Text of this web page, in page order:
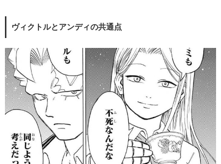
ヴィクトルとアンディの共通点